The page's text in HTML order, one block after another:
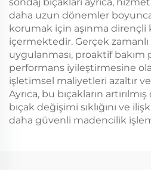
daha uzun dönemler
korumak için aşınma dirençli
içermektedir. Gerçek
uygulanması, proaktif bakım
performans iyileştirmesine
işletimsel maliyetleri azaltır
Ayrıca, bu bıçakların
bıçak değişimi sıklığını ve
daha güvenli madencilik